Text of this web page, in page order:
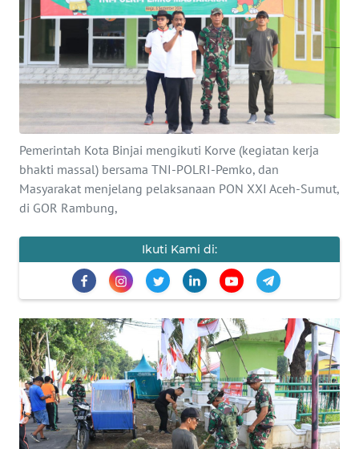
Pemerintah Kota Binjai mengikuti Korve (kegiatan kerja
bhakti massal) bersama TNI-POLRI-Pemko, dan
Masyarakat menjelang pelaksanaan PON XXI Aceh-Sumut,
di GOR Rambung,
Ikuti Kami di:
INDEKS
BERITA
KONTAK
INFO
IKLAN
TENTANG
KAMI
REDAKSI
KARIR
DISCLAIMER